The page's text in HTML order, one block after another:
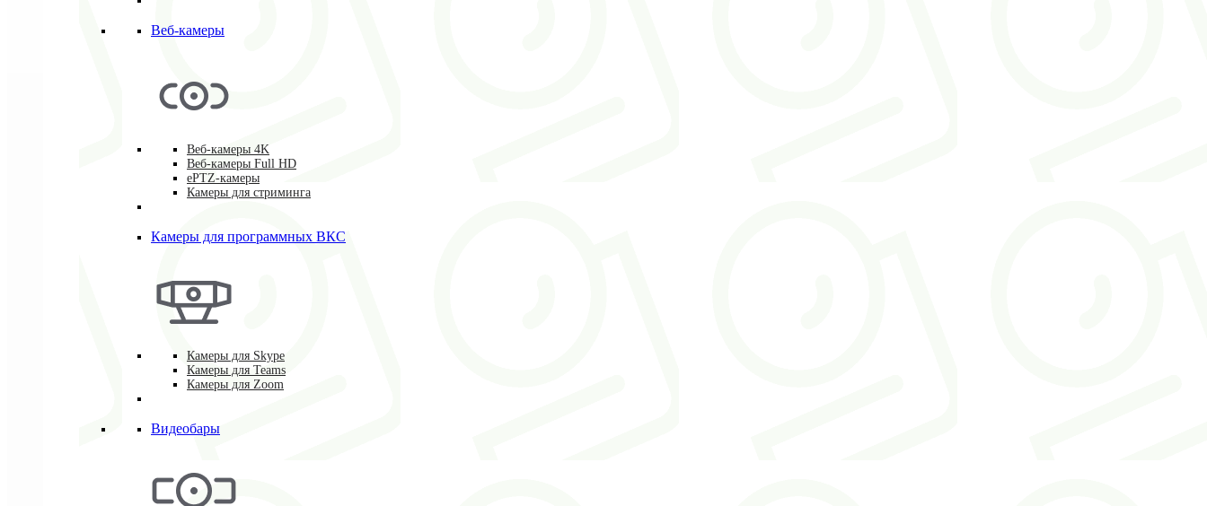
Веб-камеры
Веб-камеры 4K
Веб-камеры Full HD
ePTZ-камеры
Камеры для стриминга
Камеры для программных ВКС
Камеры для Skype
Камеры для Teams
Камеры для Zoom
Видеобары